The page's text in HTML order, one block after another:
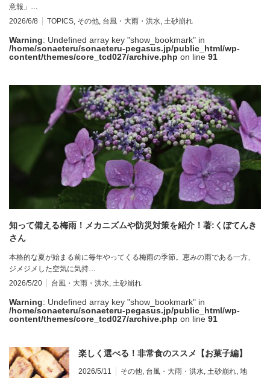
意報」…
2026/6/8
TOPICS, その他, 台風・大雨・洪水, 土砂崩れ
Warning: Undefined array key "show_bookmark" in
/home/sonaeteru/sonaeteru-pegasus.jp/public_html/wp-
content/themes/core_tcd027/archive.php on line 91
知って備える梅雨！メカニズムや防災対策を紹介！著:くぼてんき
さん
本格的な夏が始まる前に毎年やってくる梅雨の季節。恵みの雨である一方、
ジメジメした空気に気持…
2026/5/20
台風・大雨・洪水, 土砂崩れ
Warning: Undefined array key "show_bookmark" in
/home/sonaeteru/sonaeteru-pegasus.jp/public_html/wp-
content/themes/core_tcd027/archive.php on line 91
楽しく選べる！非常食のススメ【お菓子編】
2026/5/11 その他, 台風・大雨・洪水, 土砂崩れ, 地